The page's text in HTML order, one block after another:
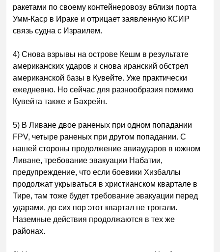
ракетами по своему контейнеровозу вблизи порта
Умм-Каср в Ираке и отрицает заявленную КСИР
связь судна с Израилем.
4) Снова взрывы на острове Кешм в результате
американских ударов и снова иранский обстрел
американской базы в Кувейте. Уже практически
ежедневно. Но сейчас для разнообразия помимо
Кувейта также и Бахрейн.
5) В Ливане двое раненых при одном попадании
FPV, четыре раненых при другом попадании. С
нашей стороны продолжение авиаударов в южном
Ливане, требование эвакуации Набатии,
предупреждение, что если боевики Хизбаллы
продолжат укрываться в христианском квартале в
Тире, там тоже будет требование эвакуации перед
ударами, до сих пор этот квартал не трогали.
Наземные действия продолжаются в тех же
районах.